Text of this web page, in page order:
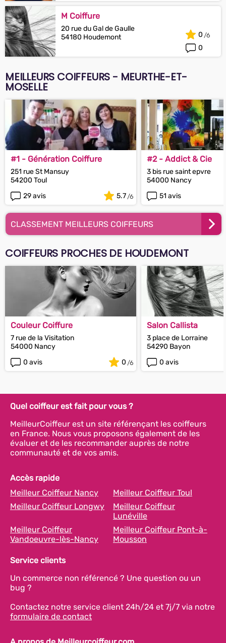
M Coiffure
20 rue du Gal de Gaulle
54180 Houdemont
0
0
MEILLEURS COIFFEURS - MEURTHE-ET-
MOSELLE
#1 - Génération Coiffure
251 rue St Mansuy
54200 Toul
29 avis
5.7
#2 - Addict & Cie
3 bis rue saint epvre
54000 Nancy
51 avis
CLASSEMENT MEILLEURS COIFFEURS
COIFFEURS PROCHES DE HOUDEMONT
Couleur Coiffure
7 rue de la Visitation
54000 Nancy
0 avis
0
Salon Callista
3 place de Lorraine
54290 Bayon
0 avis
Quel coiffeur est fait pour vous ?
MeilleurCoiffeur est un site référençant les coiffeurs
en France. Nous vous proposons également de les
évaluer et de les recommander auprès de notre
communauté et de vos amis.
Accès rapide
Meilleur Coiffeur Nancy
Meilleur Coiffeur Toul
Meilleur Coiffeur Longwy
Meilleur Coiffeur
Lunéville
Meilleur Coiffeur
Vandoeuvre-lès-Nancy
Meilleur Coiffeur Pont-à-
Mousson
Service clients
Un commerce non référencé ? Une question ou un
bug ?
Contactez notre service client 24h/24 et 7j/7 via notre
formulaire de contact